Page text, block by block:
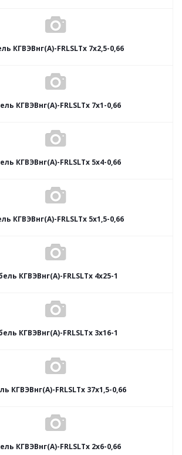
КГВЭВнг(А)-FRLSLTx 7х2,5-0,66
КГВЭВнг(А)-FRLSLTx 7х1-0,66
КГВЭВнг(А)-FRLSLTx 5х4-0,66
КГВЭВнг(А)-FRLSLTx 5х1,5-0,66
КГВЭВнг(А)-FRLSLTx 4х25-1
КГВЭВнг(А)-FRLSLTx 3х16-1
КГВЭВнг(А)-FRLSLTx 37х1,5-0,66
КГВЭВнг(А)-FRLSLTx 2х6-0,66